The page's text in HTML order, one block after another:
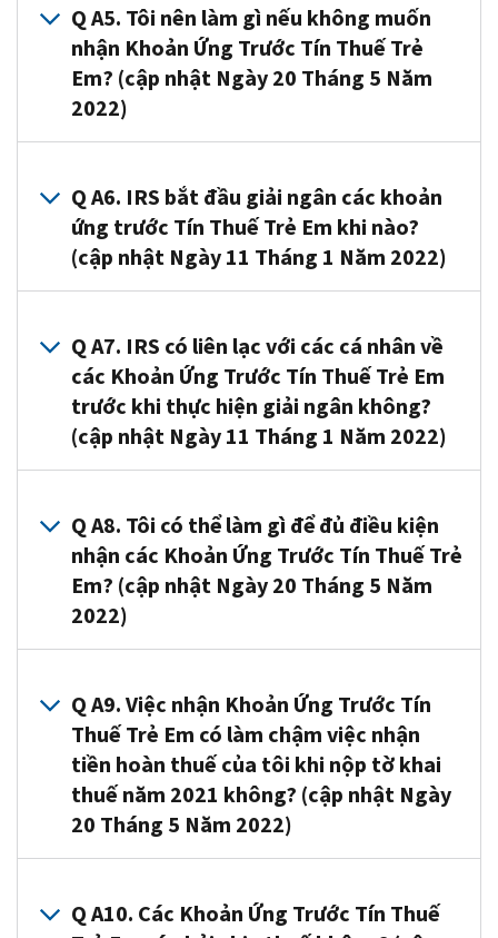
Em
ước
tính
hợp
lệ
mà
vị
có
thể
trên
tờ
khai
thuế
năm
2021.
IRS
đã
xử
lý
tờ
khai
năm
2020
hoặc
tờ
khai
của
để
nhận
các
Khoản
Ứng
Tín
Thuế
Trẻ
Em
theo
khai
thuế
năm
2020
hoặc
thuế
năm
2019
(bao
gồm
tin
quý
vị
đã
nhập
vào
công
đăng
thu
nhập
bằng
$0,
có
thể
nhận
được
Ứng
Trước
Tín
Thuế
Trẻ
Em
quý
vị
đủ
điều
giải
ngân
các
khoản
ứng
trước
Tín
Trẻ
quý
vị
không
thể
hoặc
chọn
sử
dụng
phần
Thuế
Miễn
Phí
Của
IRS
hoặc
Mẫu
Đơn
Khai
Thuế
Tự
Điền
Phí
để
nộp
tờ
khai
có
Q A5. Tôi nên làm gì nếu không muốn
nhận Khoản Ứng Trước Tín Thuế Trẻ
Em? (cập nhật Ngày 20 Tháng 5 Năm
2022)
quý
vị
không
muốn
nhận
Ứng
Trước
Tín
Thuế
hàng
tháng
vì
quý
vị
muốn
cầu
nhận
toàn
bộ
số
tín
thuế
nộp
Q A6. IRS bắt đầu giải ngân các khoản
ứng trước Tín Thuế Trẻ Em khi nào?
(cập nhật Ngày 11 Tháng 1 Năm 2022)
đã
bắt
đầu
giải
ngân
các
Ứng
Trước
Tín
Thuế
ngày
15
tháng
7.
Sau
khoản
chi
Q A7. IRS có liên lạc với các cá nhân về
các Khoản Ứng Trước Tín Thuế Trẻ Em
trước khi thực hiện giải ngân không?
(cập nhật Ngày 11 Tháng 1 Năm 2022)
Vào
tháng
6
năm
2021,
IRS
gửi
Thư
Thông
Báo
6417.
thông
Q A8. Tôi có thể làm gì để đủ điều kiện
nhận các Khoản Ứng Trước Tín Thuế Trẻ
Em? (cập nhật Ngày 20 Tháng 5 Năm
2022)
Quý
vị
đã
đủ
điều
kiện
nhận
Ứng
Q A9. Việc nhận Khoản Ứng Trước Tín
Thuế Trẻ Em có làm chậm việc nhận
tiền hoàn thuế của tôi khi nộp tờ khai
thuế năm 2021 không? (cập nhật Ngày
20 Tháng 5 Năm 2022)
Tuy
Q A10. Các Khoản Ứng Trước Tín Thuế